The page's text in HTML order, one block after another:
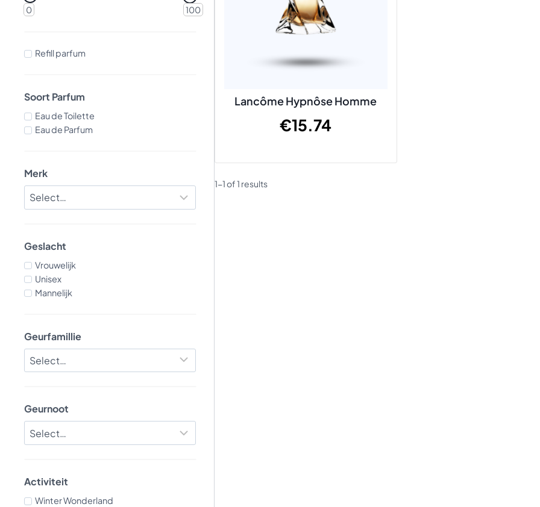
0 100
Refill parfum
Soort Parfum
Eau de Toilette
Eau de Parfum
Merk
Geslacht
Vrouwelijk
Unisex
Mannelijk
Geurfamillie
Geurnoot
Activiteit
Winter Wonderland
Lancôme Hypnôse Homme
€15.74
1-1 of 1 results